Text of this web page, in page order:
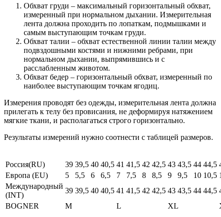
Обхват груди – максимальный горизонтальный обхват,
измеренный при нормальном дыхании. Измерительная
лента должна проходить по лопаткам, подмышками и
самым выступающим точкам груди.
Обхват талии – обхват естественной линии талии между
подвздошными костями и нижними ребрами, при
нормальном дыхании, выпрямившись и с
расслабленным животом.
Обхват бедер – горизонтальный обхват, измеренный по
наиболее выступающим точкам ягодиц.
Измерения проводят без одежды, измерительная лента должна
прилегать к телу без провисания, не деформируя натяжением
мягкие ткани, и располагаться строго горизонтально.
Результаты измерений нужно соотнести с таблицей размеров.
Россия(RU) 39 39,5 40 40,5 41 41,5 42 42,5 43 43,5 44 44,5
Европа (EU)
5 5,5 6 6,5 7 7,5 8 8,5 9 9,5 10 10,5
Международный
(INT)
39 39,5 40 40,5 41 41,5 42 42,5 43 43,5 44 44,5
BOGNER
M L XL